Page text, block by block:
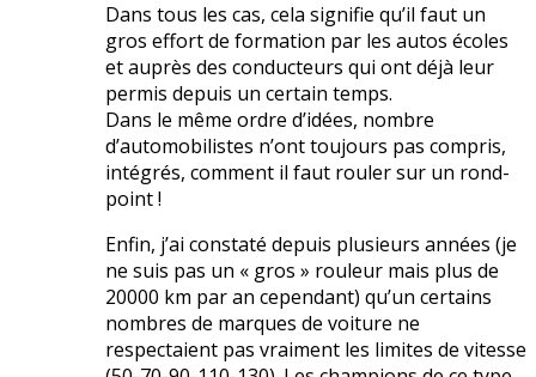
Dans tous les cas, cela signifie qu’il faut un
gros effort de formation par les autos écoles
et auprès des conducteurs qui ont déjà leur
permis depuis un certain temps.
Dans le même ordre d’idées, nombre
d’automobilistes n’ont toujours pas compris,
intégrés, comment il faut rouler sur un rond-
point !
Enfin, j’ai constaté depuis plusieurs années (je
ne suis pas un « gros » rouleur mais plus de
20000 km par an cependant) qu’un certains
nombres de marques de voiture ne
respectaient pas vraiment les limites de vitesse